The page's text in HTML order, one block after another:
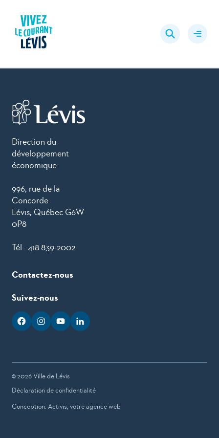
contenuRechercher
Ouvrir
Direction du
développement
économique
996, rue de la
Concorde
Lévis, Québec G6W
0P8
Tél : 418 839-2002
Contactez-nous
Suivez-nous
facebookgoogleplusgoogleplusgoogleplus
© 2026 Ville de Lévis
Déclaration de confidentialité
Conception: Activis, votre agence web